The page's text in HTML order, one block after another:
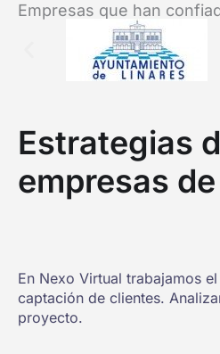
Empresas que han
Estrategias
empresas
En Nexo Virtual trabajamos
captación de clientes.
proyecto.